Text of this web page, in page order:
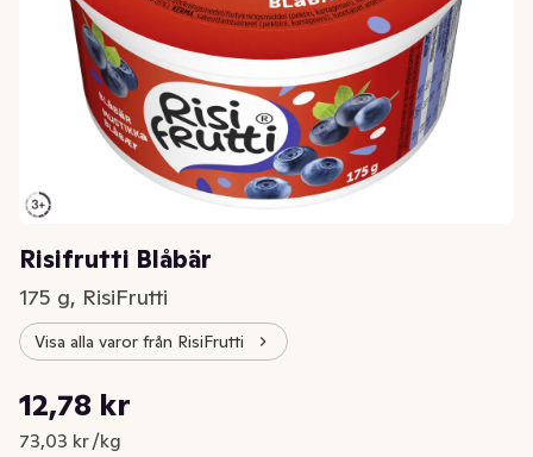
Risifrutti Blåbär
175 g, RisiFrutti
Visa alla varor från RisiFrutti
Nuvarande pris är: 12,78 kr
12,78 kr
73,03 kr /kg
Styckpris: 73,03 kr /kg